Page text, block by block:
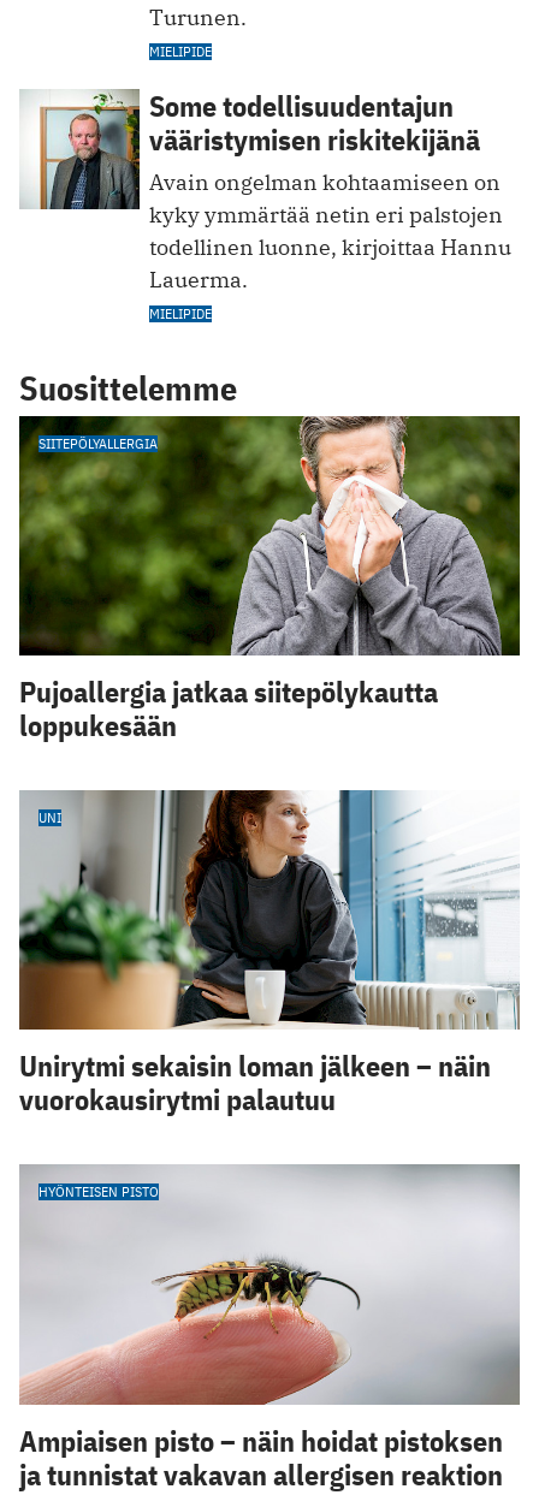
Turunen.
MIELIPIDE
Some todellisuudentajun
vääristymisen riskitekijänä
Avain ongelman kohtaamiseen on
kyky ymmärtää netin eri palstojen
todellinen luonne, kirjoittaa Hannu
Lauerma.
MIELIPIDE
Suosittelemme
SIITEPÖLYALLERGIA
Pujoallergia jatkaa siitepölykautta
loppukesään
UNI
Unirytmi sekaisin loman jälkeen – näin
vuorokausirytmi palautuu
HYÖNTEISEN PISTO
Ampiaisen pisto – näin hoidat pistoksen
ja tunnistat vakavan allergisen reaktion